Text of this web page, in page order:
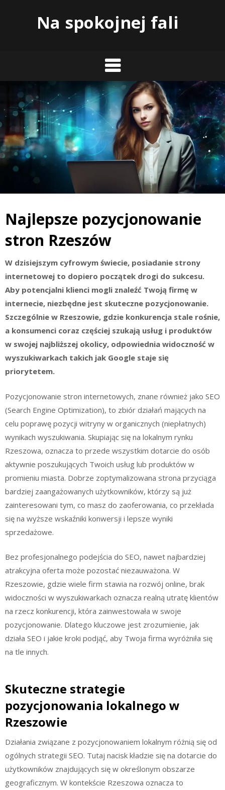
Na spokojnej fali
Najlepsze pozycjonowanie
stron Rzeszów
W dzisiejszym cyfrowym świecie, posiadanie strony
internetowej to dopiero początek drogi do sukcesu.
Aby potencjalni klienci mogli znaleźć Twoją firmę w
internecie, niezbędne jest skuteczne pozycjonowanie.
Szczególnie w Rzeszowie, gdzie konkurencja stale rośnie,
a konsumenci coraz częściej szukają usług i produktów
w swojej najbliższej okolicy, odpowiednia widoczność w
wyszukiwarkach takich jak Google staje się
priorytetem.
Pozycjonowanie stron internetowych, znane również jako SEO
(Search Engine Optimization), to zbiór działań mających na
celu poprawę pozycji witryny w organicznych (niepłatnych)
wynikach wyszukiwania. Skupiając się na lokalnym rynku
Rzeszowa, oznacza to przede wszystkim dotarcie do osób
aktywnie poszukujących Twoich usług lub produktów w
promieniu miasta. Dobrze zoptymalizowana strona przyciąga
bardziej zaangażowanych użytkowników, którzy są już
zainteresowani tym, co masz do zaoferowania, co przekłada
się na wyższe wskaźniki konwersji i lepsze wyniki
sprzedażowe.
Bez profesjonalnego podejścia do SEO, nawet najbardziej
atrakcyjna oferta może pozostać niezauważona. W
Rzeszowie, gdzie wiele firm stawia na rozwój online, brak
widoczności w wyszukiwarkach oznacza realną utratę klientów
na rzecz konkurencji, która zainwestowała w swoje
pozycjonowanie. Dlatego kluczowe jest zrozumienie, jak
działa SEO i jakie kroki podjąć, aby Twoja firma wyróżniła się
na tle innych.
Skuteczne strategie
pozycjonowania lokalnego w
Rzeszowie
Działania związane z pozycjonowaniem lokalnym różnią się od
ogólnych strategii SEO. Tutaj nacisk kładzie się na dotarcie do
użytkowników znajdujących się w określonym obszarze
geograficznym. W kontekście Rzeszowa oznacza to